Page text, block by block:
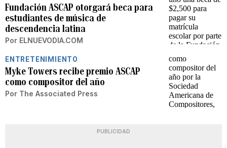
Fundación ASCAP otorgará beca para
estudiantes de música de
descendencia latina
Por ELNUEVODIA.COM
ENTRETENIMIENTO
Myke Towers recibe premio ASCAP
como compositor del año
Por The Associated Press
PUBLICIDAD